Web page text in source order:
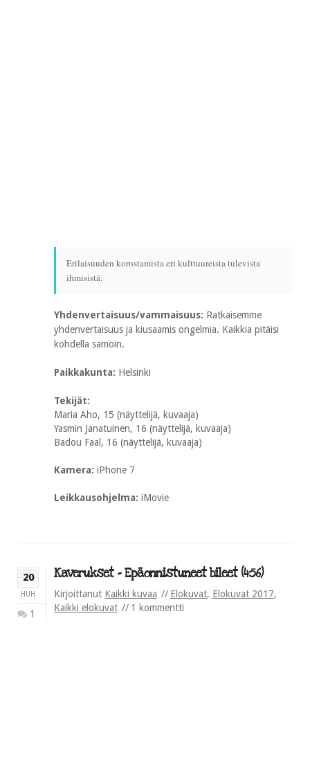
Erilaisuuden korostamista eri kulttuureista tulevista
ihmisistä.
Yhdenvertaisuus/vammaisuus: Ratkaisemme
yhdenvertaisuus ja kiusaamis ongelmia. Kaikkia pitäisi
kohdella samoin.
Paikkakunta: Helsinki
Tekijät:
Maria Aho, 15 (näyttelijä, kuvaaja)
Yasmin Janatuinen, 16 (näyttelijä, kuvaaja)
Badou Faal, 16 (näyttelijä, kuvaaja)
Kamera: iPhone 7
Leikkausohjelma: iMovie
20
HUH
1
Kaverukset – Epäonnistuneet bileet (4:56)
Kirjoittanut Kaikki kuvaa Elokuvat, Elokuvat 2017,
Kaikki elokuvat
1 kommentti